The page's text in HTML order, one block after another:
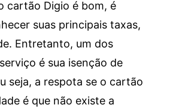
cartão Digio é bom, é
suas principais taxas,
Entretanto, um dos
é sua isenção de
seja, a respota se o cartão
é que não existe a